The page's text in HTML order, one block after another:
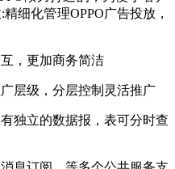
细化管理OPPO广告投放，
，更加商务简洁
层级，分层控制灵活推广
独立的数据报，表可分时查